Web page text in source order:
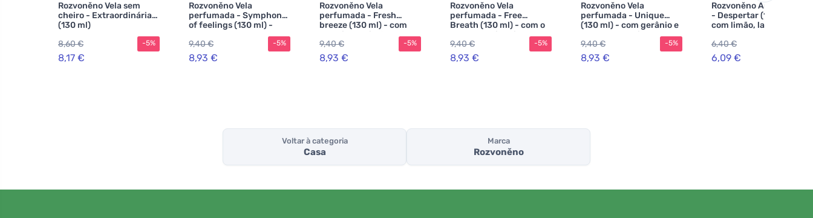
Rozvoněno Vela sem
cheiro - Extraordinária
(130 ml)
8,60 €
8,17 €
-5%
Rozvoněno Vela
perfumada - Symphony
of feelings (130 ml) -
com lavanda e ylang-
ylang
9,40 €
8,93 €
-5%
Rozvoněno Vela
perfumada - Fresh
breeze (130 ml) - com
eucalipto e limão
9,40 €
8,93 €
-5%
Rozvoněno Vela
perfumada - Free
Breath (130 ml) - com o
aroma do pinheiro
silvestre
9,40 €
8,93 €
-5%
Rozvoněno Vela
perfumada - Unique
(130 ml) - com gerânio e
rosa de palmeira
9,40 €
8,93 €
-5%
Rozvoněno Ambientador
- Despertar (100 ml) -
com limão, laranja e rosa
6,40 €
6,09 €
Voltar à categoria
Casa
Marca
Rozvoněno